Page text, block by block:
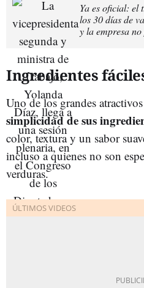
Ya es oficial: el
los 30 días de
y la empresa
Ingredientes
Uno de los grandes
simplicidad de sus
color, textura y un sabor
incluso a quienes no son
verduras.